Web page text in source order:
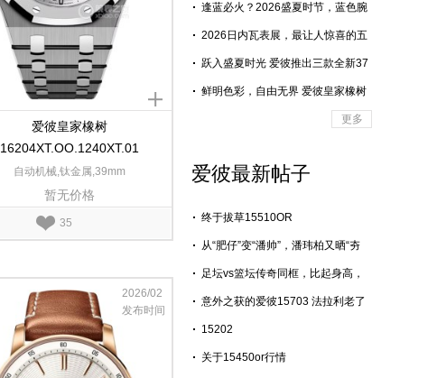
爱彼皇家橡树
16204XT.OO.1240XT.01
自动机械,钛金属,39mm
暂无价格
35
2026/02
发布时间
逢蓝必火？2026盛夏时节，蓝色腕
2026日内瓦表展，最让人惊喜的五
跃入盛夏时光 爱彼推出三款全新37
码表
鲜明色彩，自由无界 爱彼皇家橡树
离岸型三款42毫米自动上链计时码
更多
爱彼最新帖子
终于拔草15510OR
从“肥仔”变“潘帅”，潘玮柏又晒“夯
足坛vs篮坛传奇同框，比起身高，
意外之获的爱彼15703 法拉利老了
15202
关于15450or行情